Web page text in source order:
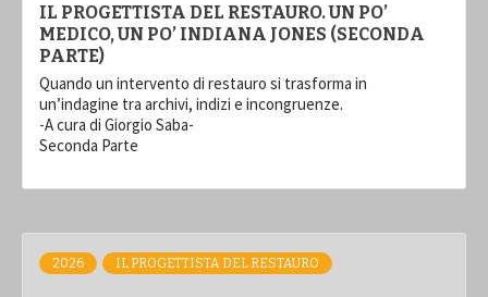
IL PROGETTISTA DEL RESTAURO. UN PO’
MEDICO, UN PO’ INDIANA JONES (SECONDA
PARTE)
Quando un intervento di restauro si trasforma in
un’indagine tra archivi, indizi e incongruenze.
-A cura di Giorgio Saba-
Seconda Parte
2026 IL PROGETTISTA DEL RESTAURO